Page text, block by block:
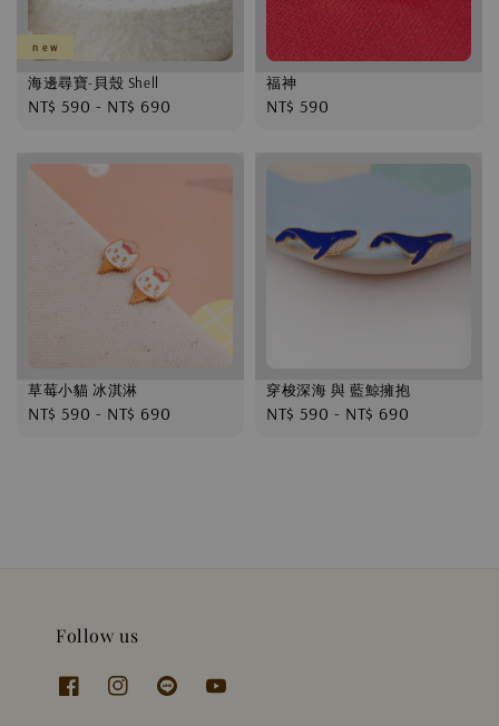
n e w
海邊尋寶-貝殼 Shell
Regular
NT$ 590 - NT$ 690
福神
Regular
NT$ 590
草莓小貓 冰淇淋
Regular
NT$ 590 - NT$ 690
穿梭深海 與 藍鯨擁抱
Regular
NT$ 590 - NT$ 690
Follow us